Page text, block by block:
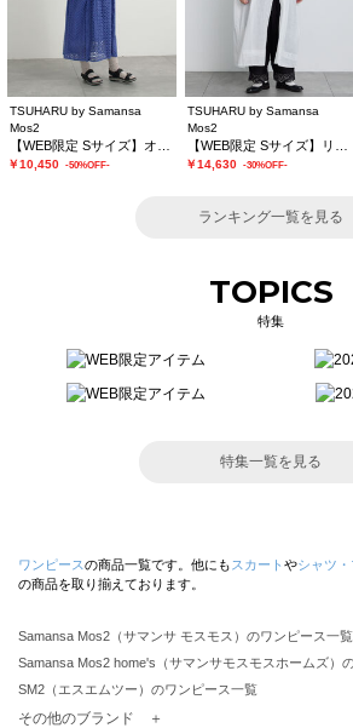
TSUHARU by Samansa
Mos2
￥10,450 -50%OFF-
TSUHARU by Samansa
Mos2
￥14,630 -30%OFF-
ランキング一覧を見る
TOPICS
特集
特集一覧を見る
ワンピースの商品一覧です。他にも スカート やシャツ・
の商品を取り揃えております。
Samansa Mos2（サマンサ モスモス）のワンピース一覧
Samansa Mos2 home's（サマンサモスモスホームズ）
SM2（エスエムツー）のワンピース一覧
TSUHARU by Samansa Mos2（ツハルバイサマンサモ
その他のブランド ＋